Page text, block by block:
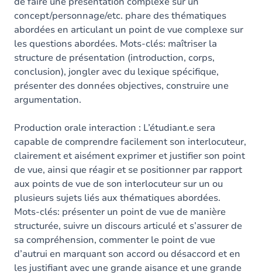
concept/personnage/etc. phare des thématiques
abordées en articulant un point de vue complexe sur
les questions abordées. Mots-clés: maîtriser la
structure de présentation (introduction, corps,
conclusion), jongler avec du lexique spécifique,
présenter des données objectives, construire une
argumentation.
Production orale interaction : L’étudiant.e sera
capable de comprendre facilement son interlocuteur,
clairement et aisément exprimer et justifier son point
de vue, ainsi que réagir et se positionner par rapport
aux points de vue de son interlocuteur sur un ou
plusieurs sujets liés aux thématiques abordées.
Mots-clés: présenter un point de vue de manière
structurée, suivre un discours articulé et s’assurer de
sa compréhension, commenter le point de vue
d’autrui en marquant son accord ou désaccord et en
les justifiant avec une grande aisance et une grande